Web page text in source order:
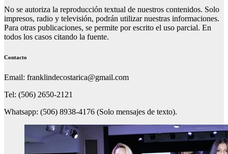
No se autoriza la reproducción textual de nuestros contenidos. Solo
impresos, radio y televisión, podrán utilizar nuestras informaciones.
Para otras publicaciones, se permite por escrito el uso parcial. En
todos los casos citando la fuente.
Contacto
Email: franklindecostarica@gmail.com
Tel: (506) 2650-2121
Whatsapp: (506) 8938-4176 (Solo mensajes de texto).